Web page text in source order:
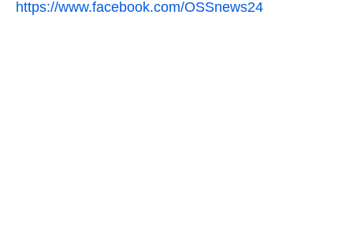
https://www.facebook.com/OSSnews24